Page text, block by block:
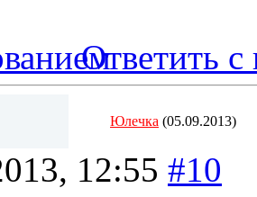
Ответить с
Юлечка (05.09.2013)
12:55 #10